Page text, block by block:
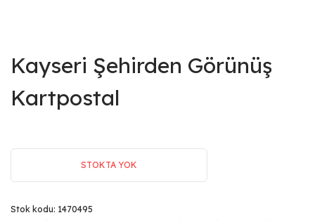
Kayseri Şehirden Görünüş
Kartpostal
STOKTA YOK
Stok kodu: 1470495